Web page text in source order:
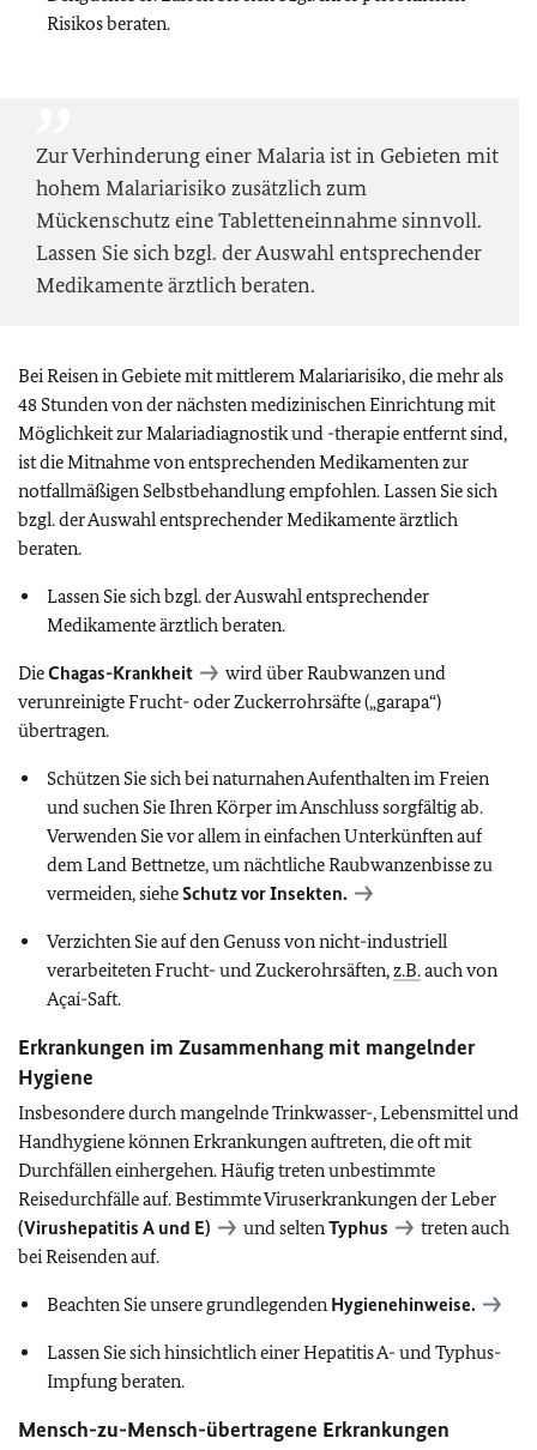
Risikos beraten.
Zur Verhinderung einer Malaria ist in Gebieten mit
hohem Malariarisiko zusätzlich zum
Mückenschutz eine Tabletteneinnahme sinnvoll.
Lassen Sie sich bzgl. der Auswahl entsprechender
Medikamente ärztlich beraten.
Bei Reisen in Gebiete mit mittlerem Malariarisiko, die mehr als
48 Stunden von der nächsten medizinischen Einrichtung mit
Möglichkeit zur Malariadiagnostik und -therapie entfernt sind,
ist die Mitnahme von entsprechenden Medikamenten zur
notfallmäßigen Selbstbehandlung empfohlen. Lassen Sie sich
bzgl. der Auswahl entsprechender Medikamente ärztlich
beraten.
Lassen Sie sich bzgl. der Auswahl entsprechender
Medikamente ärztlich beraten.
DieChagas-Krankheit
wird über Raubwanzen und
verunreinigte Frucht- oder Zuckerrohrsäfte („garapa“)
übertragen.
Schützen Sie sich bei naturnahen Aufenthalten im Freien
und suchen Sie Ihren Körper im Anschluss sorgfältig ab.
Verwenden Sie vor allem in einfachen Unterkünften auf
dem Land Bettnetze, um nächtliche Raubwanzenbisse zu
vermeiden, sieheSchutz vor Insekten.
Verzichten Sie auf den Genuss von nicht-industriell
verarbeiteten Frucht- und Zuckerohrsäften,z.B.auch von
Açaí-Saft.
Erkrankungen im Zusammenhang mit mangelnder
Hygiene
Insbesondere durch mangelnde Trinkwasser-, Lebensmittel und
Handhygiene können Erkrankungen auftreten, die oft mit
Durchfällen einhergehen. Häufig treten unbestimmte
Reisedurchfälle auf. Bestimmte Viruserkrankungen der Leber
(Virushepatitis A und E)
und seltenTyphus
treten auch
bei Reisenden auf.
Beachten Sie unsere grundlegenden Hygienehinweise.
Lassen Sie sich hinsichtlich einer Hepatitis A- und Typhus-
Impfung beraten.
Mensch-zu-Mensch-übertragene Erkrankungen